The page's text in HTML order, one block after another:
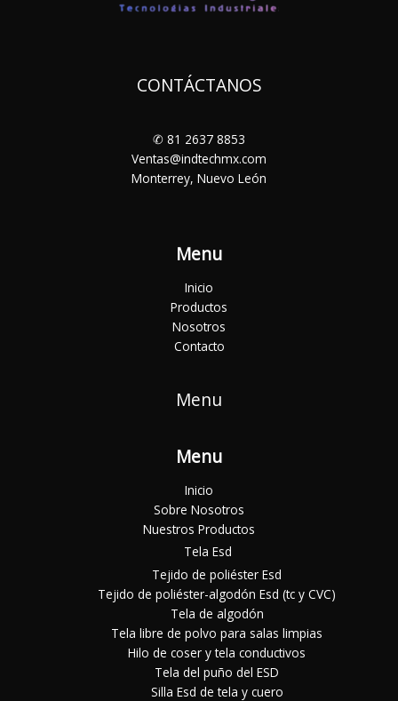
CONTÁCTANOS
✆ 81 2637 8853
Ventas@indtechmx.com
Monterrey, Nuevo León
Menu
Inicio
Productos
Nosotros
Contacto
Menu
Menu
Inicio
Sobre Nosotros
Nuestros Productos
Tela Esd
Tejido de poliéster Esd
Tejido de poliéster-algodón Esd (tc y CVC)
Tela de algodón
Tela libre de polvo para salas limpias
Hilo de coser y tela conductivos
Tela del puño del ESD
Silla Esd de tela y cuero